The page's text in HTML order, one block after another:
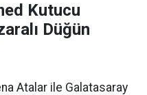
Kutucu
Düğün
Atalar ile Galatasaray